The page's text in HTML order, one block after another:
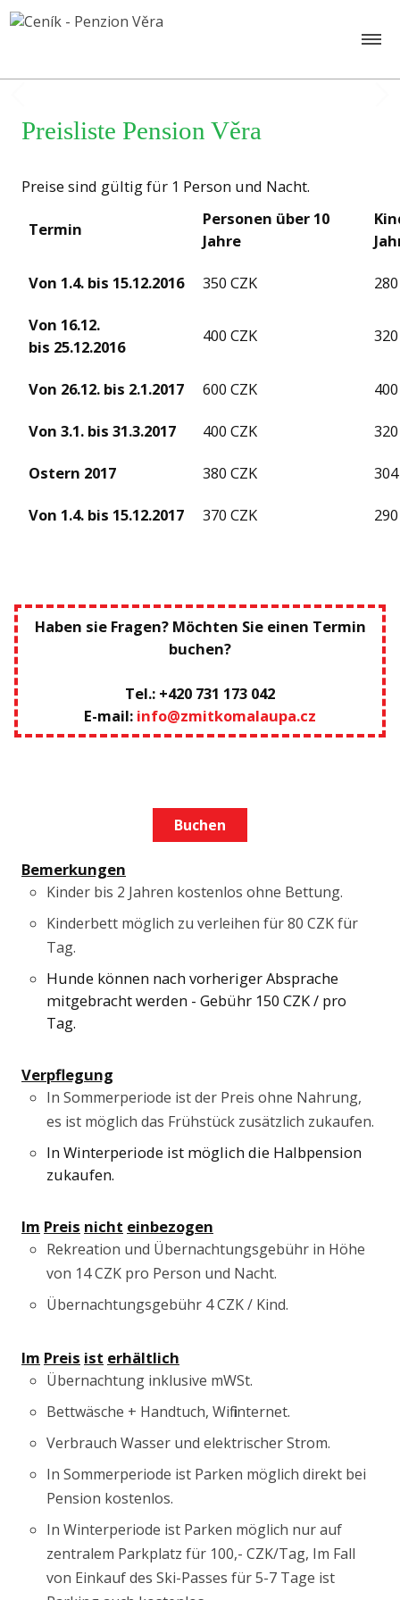
Preisliste Pension Věra
Preise sind gültig für 1 Person und Nacht.
Termin
Personen über 10
Jahre
Von 1.4. bis 15.12.2016 350 CZK
Von 16.12.
bis 25.12.2016
400 CZK
Von 26.12. bis 2.1.2017 600 CZK
Von 3.1. bis 31.3.2017 400 CZK
Ostern 2017 380 CZK
Von 1.4. bis 15.12.2017 370 CZK
Haben sie Fragen? Möchten Sie einen Termin
buchen?
Tel.: +420 731 173 042
E-mail: info@zmitkomalaupa.cz
Buchen
Bemerkungen
Kinder bis 2 Jahren kostenlos ohne Bettung.
Kinderbett möglich zu verleihen für 80 CZK für
Tag.
Hunde können nach vorheriger Absprache
mitgebracht werden - Gebühr 150 CZK / pro
Tag.
Verpflegung
In Sommerperiode ist der Preis ohne Nahrung,
es ist möglich das Frühstück zusätzlich zukaufen.
In Winterperiode ist möglich die Halbpension
zukaufen.
Im Preis nicht einbezogen
Rekreation und Übernachtungsgebühr in Höhe
von 14 CZK pro Person und Nacht.
Übernachtungsgebühr 4 CZK / Kind.
Im Preis ist erhältlich
Übernachtung inklusive mWSt.
Bettwäsche + Handtuch, Wifi internet.
Verbrauch Wasser und elektrischer Strom.
In Sommerperiode ist Parken möglich direkt bei
Pension kostenlos.
In Winterperiode ist Parken möglich nur auf
zentralem Parkplatz für 100,- CZK/Tag, Im Fall
von Einkauf des Ski-Passes für 5-7 Tage ist